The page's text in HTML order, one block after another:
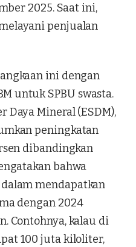
2025. Saat ini,
penjualan
ini dengan
untuk SPBU swasta.
Mineral (ESDM),
peningkatan
dibandingkan
bahwa
mendapatkan
dengan 2024
Contohnya, kalau di
100 juta kiloliter,